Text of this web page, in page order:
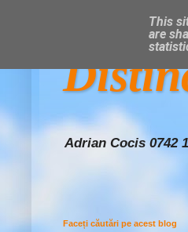
Adrian Cocis 0742
Faceți căutări pe acest blog
This
are